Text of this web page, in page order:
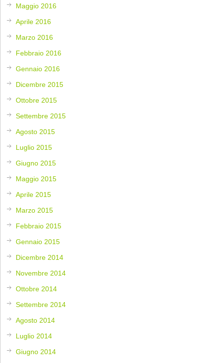
Maggio 2016
Aprile 2016
Marzo 2016
Febbraio 2016
Gennaio 2016
Dicembre 2015
Ottobre 2015
Settembre 2015
Agosto 2015
Luglio 2015
Giugno 2015
Maggio 2015
Aprile 2015
Marzo 2015
Febbraio 2015
Gennaio 2015
Dicembre 2014
Novembre 2014
Ottobre 2014
Settembre 2014
Agosto 2014
Luglio 2014
Giugno 2014